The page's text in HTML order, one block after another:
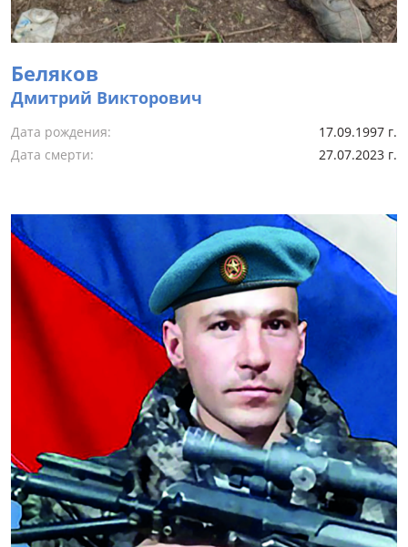
Беляков
Дмитрий Викторович
Дата рождения:
17.09.1997 г.
Дата смерти:
27.07.2023 г.